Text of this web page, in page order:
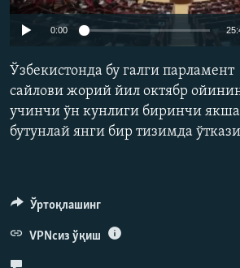
Auto 240p
0:00
Ўзбекистонда бу галги парламент
сайлови жорий йил октябр
учинчи ўн кунлиги биринчи
бутунлай янги бир тизимда
Ўртоқлашинг
VPNсиз ўқиш